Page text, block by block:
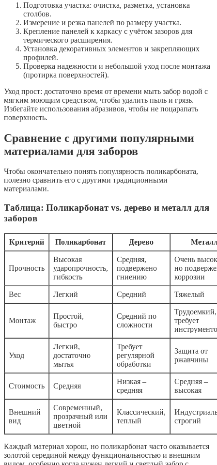
Подготовка участка: очистка, разметка, установка
столбов.
Измерение и резка панелей по размеру участка.
Крепление панелей к каркасу с учётом зазоров для
термического расширения.
Установка декоративных элементов и закрепляющих
профилей.
Проверка надежности и небольшой уход после монтажа
(протирка поверхностей).
Уход прост: достаточно время от времени мыть забор водой с
мягким моющим средством, чтобы удалить пыль и грязь.
Избегайте использования абразивов, чтобы не поцарапать
поверхность.
Сравнение с другими популярными
материалами для заборов
Чтобы окончательно понять популярность поликарбоната,
полезно сравнить его с другими традиционными
материалами.
Таблица: Поликарбонат vs. дерево и металл для
заборов
Критерий Поликарбонат Дерево
Прочность
Высокая
ударопрочность,
гибкость
Средняя,
подвержено
гниению
Очень
но
коррозии
Вес Легкий Средний Тяжелый
Монтаж
Простой,
быстро
Средний по
сложности
Трудоемкий,
требует
Уход
Легкий,
достаточно
мытья
Требует
регулярной
обработки
Защита от
ржавчины
Стоимость Средняя
Низкая –
средняя
Средняя –
высокая
Внешний
вид
Современный,
прозрачный или
цветной
Классический,
теплый
строгий
Каждый материал хорош, но поликарбонат часто оказывается
золотой серединой между функциональностью и внешним